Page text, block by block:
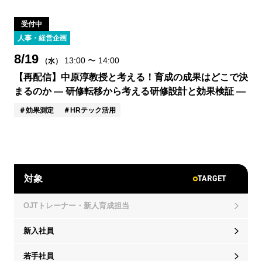
受付中
人事・経営企画
8/19 （水） 13:00 〜 14:00
【再配信】中原淳教授と考える！育成の成果はどこで決
まるのか ― 研修転移から考える研修設計と効果検証 ―
効果測定 HRテック活用
対象 TARGET
OJTトレーナー・新人育成担当
新入社員
若手社員